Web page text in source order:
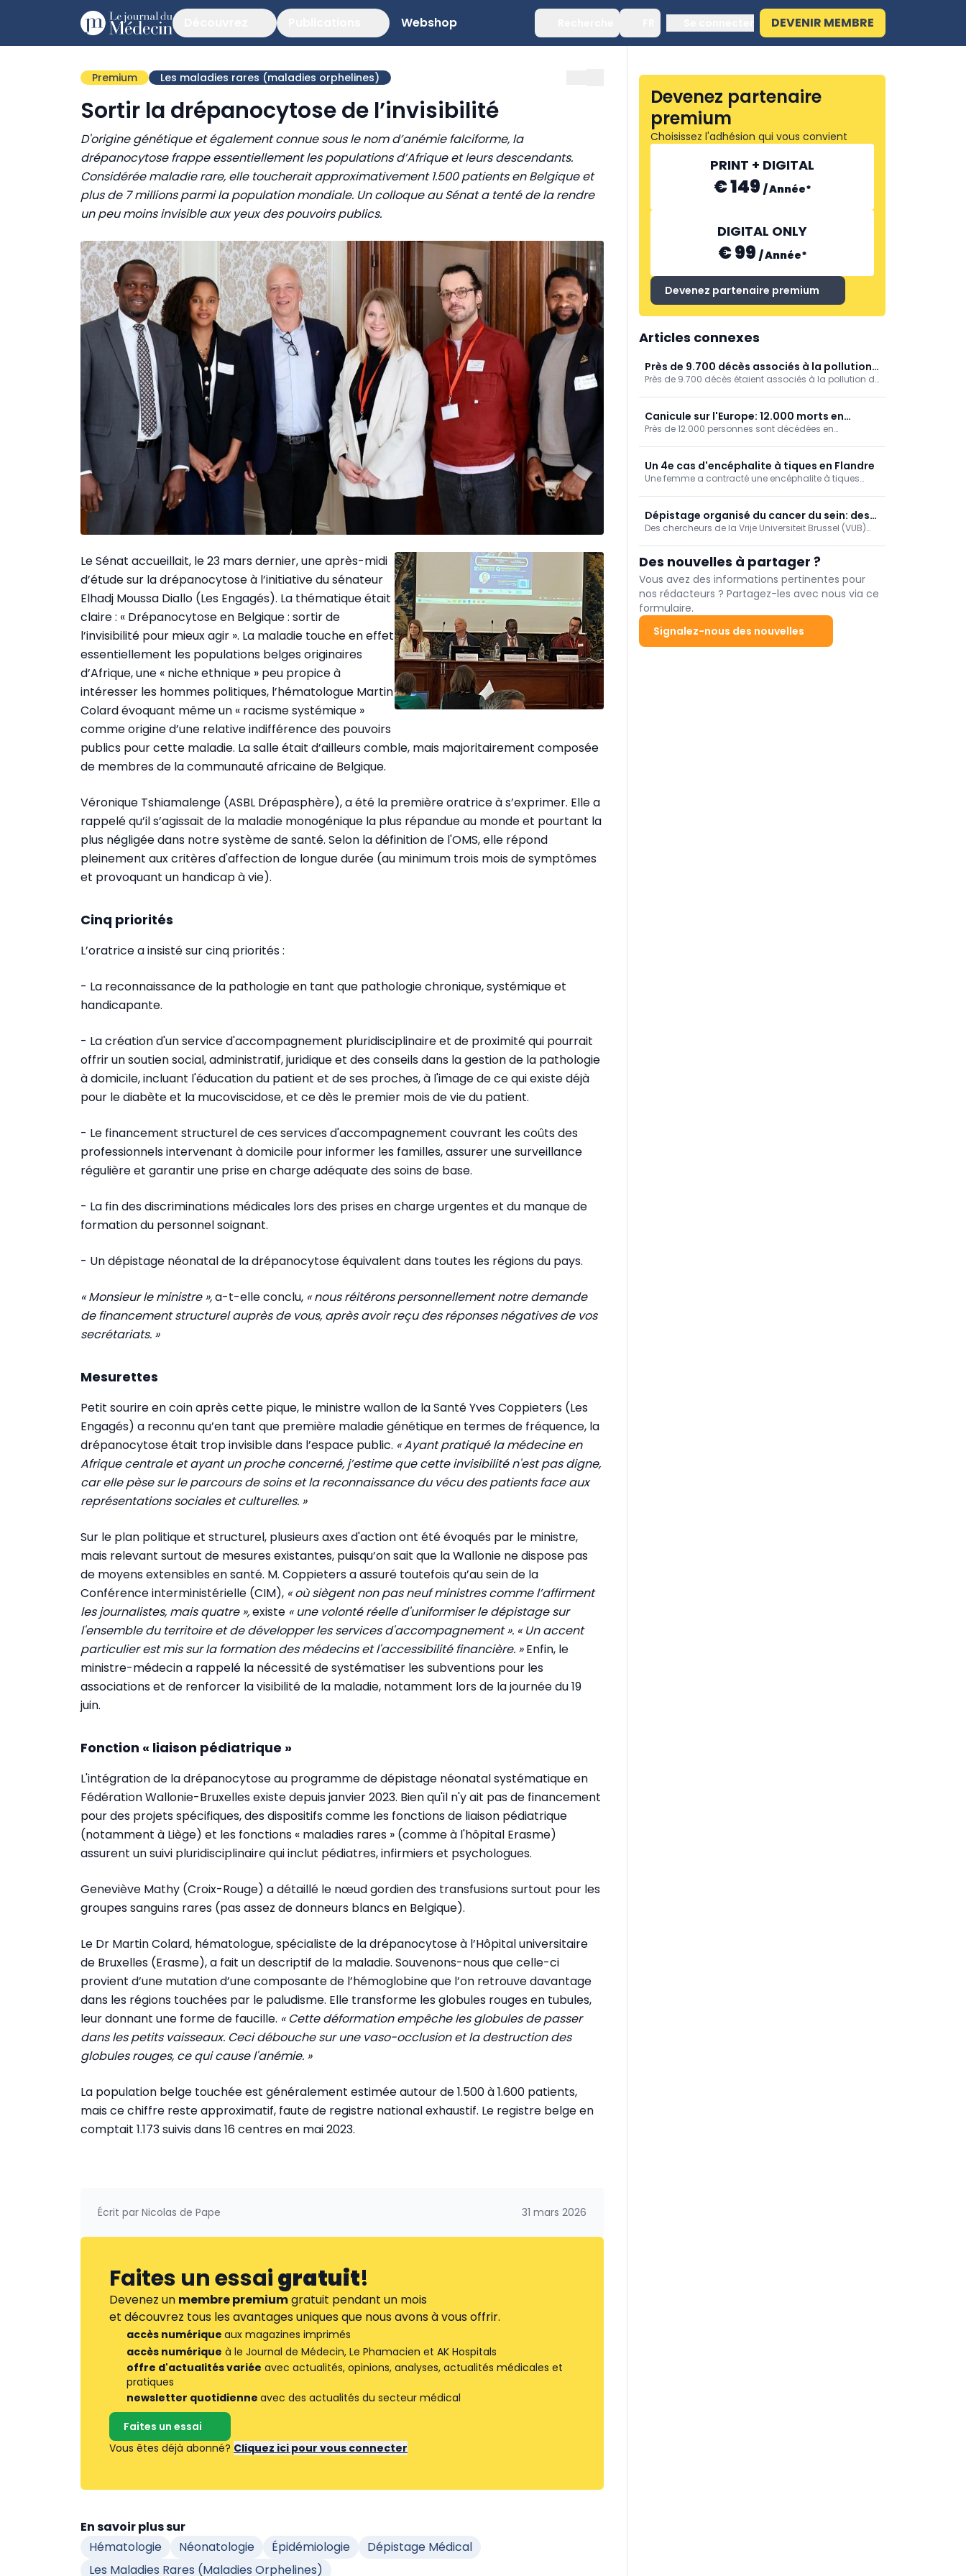
Webshop DEVENIR MEMBRE
Premium Les maladies rares (maladies orphelines)
Sortir la drépanocytose de l’invisibilité
D'origine génétique et également connue sous le nom d’anémie falciforme, la
drépanocytose frappe essentiellement les populations d’Afrique et leurs descendants.
Considérée maladie rare, elle toucherait approximativement 1.500 patients en Belgique et
plus de 7 millions parmi la population mondiale. Un colloque au Sénat a tenté de la rendre
un peu moins invisible aux yeux des pouvoirs publics.
Le Sénat accueillait, le 23 mars dernier, une après-midi
d’étude sur la drépanocytose à l’initiative du sénateur
Elhadj Moussa Diallo (Les Engagés). La thématique était
claire : « Drépanocytose en Belgique : sortir de
l’invisibilité pour mieux agir ». La maladie touche en effet
essentiellement les populations belges originaires
d’Afrique, une « niche ethnique » peu propice à
intéresser les hommes politiques, l’hématologue Martin
Colard évoquant même un « racisme systémique »
comme origine d’une relative indifférence des pouvoirs
publics pour cette maladie. La salle était d’ailleurs comble, mais majoritairement composée
de membres de la communauté africaine de Belgique.
Véronique Tshiamalenge (ASBL Drépasphère), a été la première oratrice à s’exprimer. Elle a
rappelé qu’il s’agissait de la maladie monogénique la plus répandue au monde et pourtant la
plus négligée dans notre système de santé. Selon la définition de l'OMS, elle répond
pleinement aux critères d'affection de longue durée (au minimum trois mois de symptômes
et provoquant un handicap à vie).
Cinq priorités
L’oratrice a insisté sur cinq priorités :
- La reconnaissance de la pathologie en tant que pathologie chronique, systémique et
handicapante.
- La création d'un service d'accompagnement pluridisciplinaire et de proximité qui pourrait
offrir un soutien social, administratif, juridique et des conseils dans la gestion de la pathologie
à domicile, incluant l'éducation du patient et de ses proches, à l'image de ce qui existe déjà
pour le diabète et la mucoviscidose, et ce dès le premier mois de vie du patient.
- Le financement structurel de ces services d'accompagnement couvrant les coûts des
professionnels intervenant à domicile pour informer les familles, assurer une surveillance
régulière et garantir une prise en charge adéquate des soins de base.
- La fin des discriminations médicales lors des prises en charge urgentes et du manque de
formation du personnel soignant.
- Un dépistage néonatal de la drépanocytose équivalent dans toutes les régions du pays.
« Monsieur le ministre »,a-t-elle conclu, « nous réitérons personnellement notre demande
de financement structurel auprès de vous, après avoir reçu des réponses négatives de vos
secrétariats. »
Mesurettes
Petit sourire en coin après cette pique, le ministre wallon de la Santé Yves Coppieters (Les
Engagés) a reconnu qu’en tant que première maladie génétique en termes de fréquence, la
drépanocytose était trop invisible dans l’espace public. « Ayant pratiqué la médecine en
Afrique centrale et ayant un proche concerné, j’estime que cette invisibilité n'est pas digne,
car elle pèse sur le parcours de soins et la reconnaissance du vécu des patients face aux
représentations sociales et culturelles. »
Sur le plan politique et structurel, plusieurs axes d'action ont été évoqués par le ministre,
mais relevant surtout de mesures existantes, puisqu’on sait que la Wallonie ne dispose pas
de moyens extensibles en santé. M. Coppieters a assuré toutefois qu’au sein de la
Conférence interministérielle (CIM), « où siègent non pas neuf ministres comme l’affirment
les journalistes, mais quatre »,existe « une volonté réelle d'uniformiser le dépistage sur
l'ensemble du territoire et de développer les services d'accompagnement ». « Un accent
particulier est mis sur la formation des médecins et l'accessibilité financière. »Enfin, le
ministre-médecin a rappelé la nécessité de systématiser les subventions pour les
associations et de renforcer la visibilité de la maladie, notamment lors de la journée du 19
juin.
Fonction « liaison pédiatrique »
L'intégration de la drépanocytose au programme de dépistage néonatal systématique en
Fédération Wallonie-Bruxelles existe depuis janvier 2023. Bien qu'il n'y ait pas de financement
pour des projets spécifiques, des dispositifs comme les fonctions de liaison pédiatrique
(notamment à Liège) et les fonctions « maladies rares » (comme à l'hôpital Erasme)
assurent un suivi pluridisciplinaire qui inclut pédiatres, infirmiers et psychologues.
Geneviève Mathy (Croix-Rouge) a détaillé le nœud gordien des transfusions surtout pour les
groupes sanguins rares (pas assez de donneurs blancs en Belgique).
Le Dr Martin Colard, hématologue, spécialiste de la drépanocytose à l’Hôpital universitaire
de Bruxelles (Erasme), a fait un descriptif de la maladie. Souvenons-nous que celle-ci
provient d’une mutation d’une composante de l’hémoglobine que l’on retrouve davantage
dans les régions touchées par le paludisme. Elle transforme les globules rouges en tubules,
leur donnant une forme de faucille. « Cette déformation empêche les globules de passer
dans les petits vaisseaux. Ceci débouche sur une vaso-occlusion et la destruction des
globules rouges, ce qui cause l'anémie. »
La population belge touchée est généralement estimée autour de 1.500 à 1.600 patients,
mais ce chiffre reste approximatif, faute de registre national exhaustif. Le registre belge en
comptait 1.173 suivis dans 16 centres en mai 2023.
Écrit par Nicolas de Pape 31 mars 2026
Faites un essaigratuit!
Devenez un membre premiumgratuit pendant un mois
et découvrez tous les avantages uniques que nous avons à vous offrir.
accès numérique aux magazines imprimés
accès numérique à le Journal de Médecin, Le Phamacien et AK Hospitals
offre d'actualités variée avec actualités, opinions, analyses, actualités médicales et
pratiques
newsletter quotidienne avec des actualités du secteur médical
Faites un essai
Vous êtes déjà abonné? Cliquez ici pour vous connecter
En savoir plus sur
Hématologie
Néonatologie Épidémiologie
Dépistage Médical
Les Maladies Rares (maladies Orphelines)
Devenez partenaire
premium
Choisissez l'adhésion qui vous convient
PRINT + DIGITAL
€ 149 /Année*
DIGITAL ONLY
€ 99 /Année*
Devenez partenaire premium
Articles connexes
Près de 9.700 décès associés à la pollution
de l'air (Sciensano)
Près de 9.700 décès étaient associés à la pollution de
peu moins d'un dixième des décès (9,3 %).
Canicule sur l'Europe: 12.000 morts en
Allemagne
Près de 12.000 personnes sont décédées en
Un 4e cas d'encéphalite à tiques en Flandre
Une femme a contracté une encéphalite à tiques
flamande en charge des soins et de la santé. C'est le
4e cas recensé cette année en Flandre, contre aucun
Dépistage organisé du cancer du sein: des
modèles de simulation encore plus fiables
(VUB)
Des chercheurs de la Vrije Universiteit Brussel (VUB)
programmes de dépistage du cancer du sein.
Des nouvelles à partager ?
Vous avez des informations pertinentes pour
nos rédacteurs ? Partagez-les avec nous via ce
formulaire.
Signalez-nous des nouvelles